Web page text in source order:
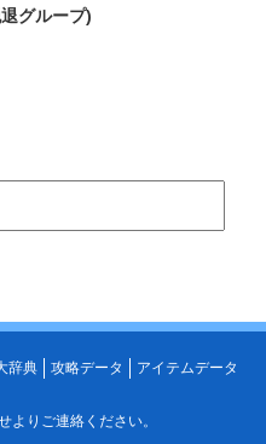
グループ)
辞典 攻略データ
アイテムデータ
よりご連絡ください。